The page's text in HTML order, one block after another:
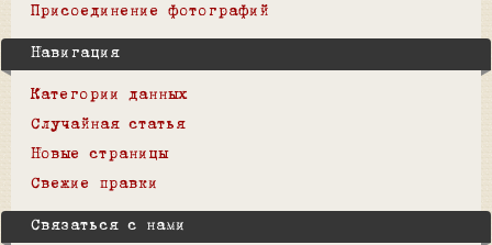
Присоединение фотографий
Навигация
Категории данных
Случайная статья
Новые страницы
Свежие правки
Связаться с нами